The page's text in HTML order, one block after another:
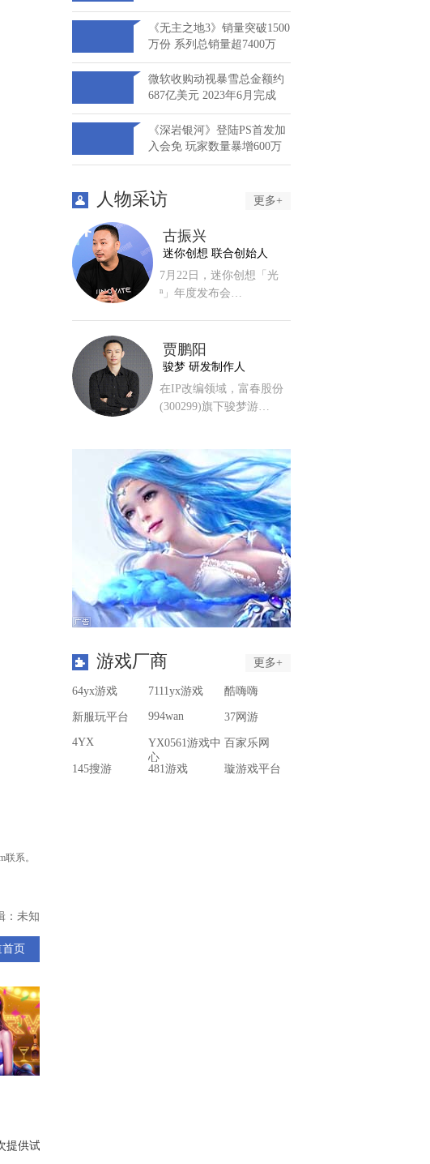
系。
：未知
首页
供试玩
《无主之地3》销量突破1500
万份 系列总销量超7400万
微软收购动视暴雪总金额约
687亿美元 2023年6月完成
《深岩银河》登陆PS首发加
入会免 玩家数量暴增600万
人物采访 更多+
古振兴
迷你创想 联合创始人
7月22日，迷你创想「光
ⁿ」年度发布会…
贾鹏阳
骏梦 研发制作人
在IP改编领域，富春股份
(300299)旗下骏梦游…
游戏厂商 更多+
64yx游戏 7111yx游戏 酷嗨嗨
新服玩平台 994wan 37网游
4YX
YX0561游戏中
心
百家乐网
145搜游 481游戏 璇游戏平台